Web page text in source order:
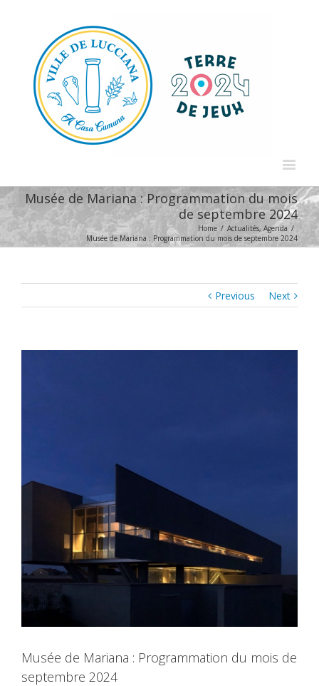
Musée de Mariana : Programmation du mois
de septembre 2024
Home / Actualités, Agenda /
Musée de Mariana : Programmation du mois de septembre 2024
Previous Next
Musée de Mariana : Programmation du mois de
septembre 2024